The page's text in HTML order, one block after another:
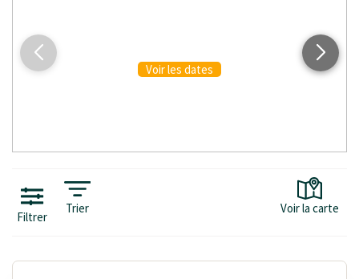
INITIÉS & CONFIRMÉS
Voir les dates
Voir la carte
Filtrer
Trier